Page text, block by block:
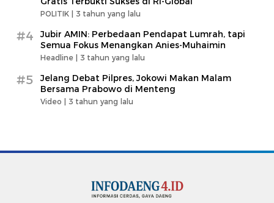
POLITIK | 3 tahun yang lalu
#4
Jubir AMIN: Perbedaan Pendapat Lumrah, tapi
Semua Fokus Menangkan Anies-Muhaimin
Headline | 3 tahun yang lalu
#5
Jelang Debat Pilpres, Jokowi Makan Malam
Bersama Prabowo di Menteng
Video | 3 tahun yang lalu